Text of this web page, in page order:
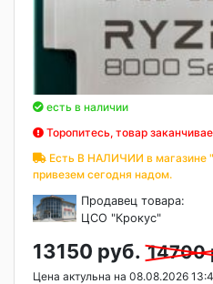
есть в наличии
Торопитесь, товар
Есть В НАЛИЧИИ в магазине
привезем сегодня надом.
Продавец товара:
ЦСО "Крокус"
13150 руб. 14700
Цена актульна на 08.08.2026